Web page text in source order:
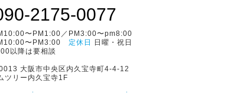
2175-0077
〜PM1:00／PM3:00〜pm8:00
〜PM3:00 定休日
日曜・祝日
以降は要相談
大阪市中央区内久宝寺町4-4-12
ツリー内久宝寺1F